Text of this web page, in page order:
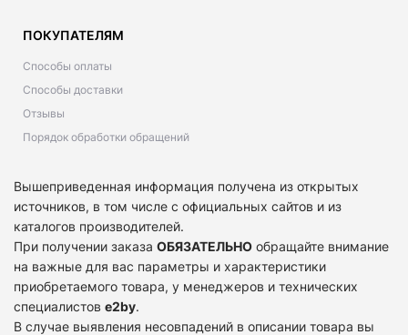
ПОКУПАТЕЛЯМ
Способы оплаты
Способы доставки
Отзывы
Порядок обработки обращений
Вышеприведенная информация получена из открытых
источников, в том числе с официальных сайтов и из
каталогов производителей.
При получении заказа ОБЯЗАТЕЛЬНО обращайте внимание
на важные для вас параметры и характеристики
приобретаемого товара, у менеджеров и технических
специалистов e2by.
В случае выявления несовпадений в описании товара вы